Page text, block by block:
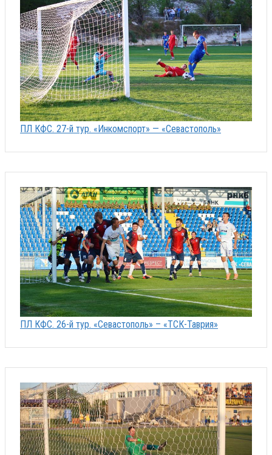
ПЛ КФС. 27-й тур. «Инкомспорт» — «Севастополь»
ПЛ КФС. 26-й тур. «Севастополь» – «ТСК-Таврия»